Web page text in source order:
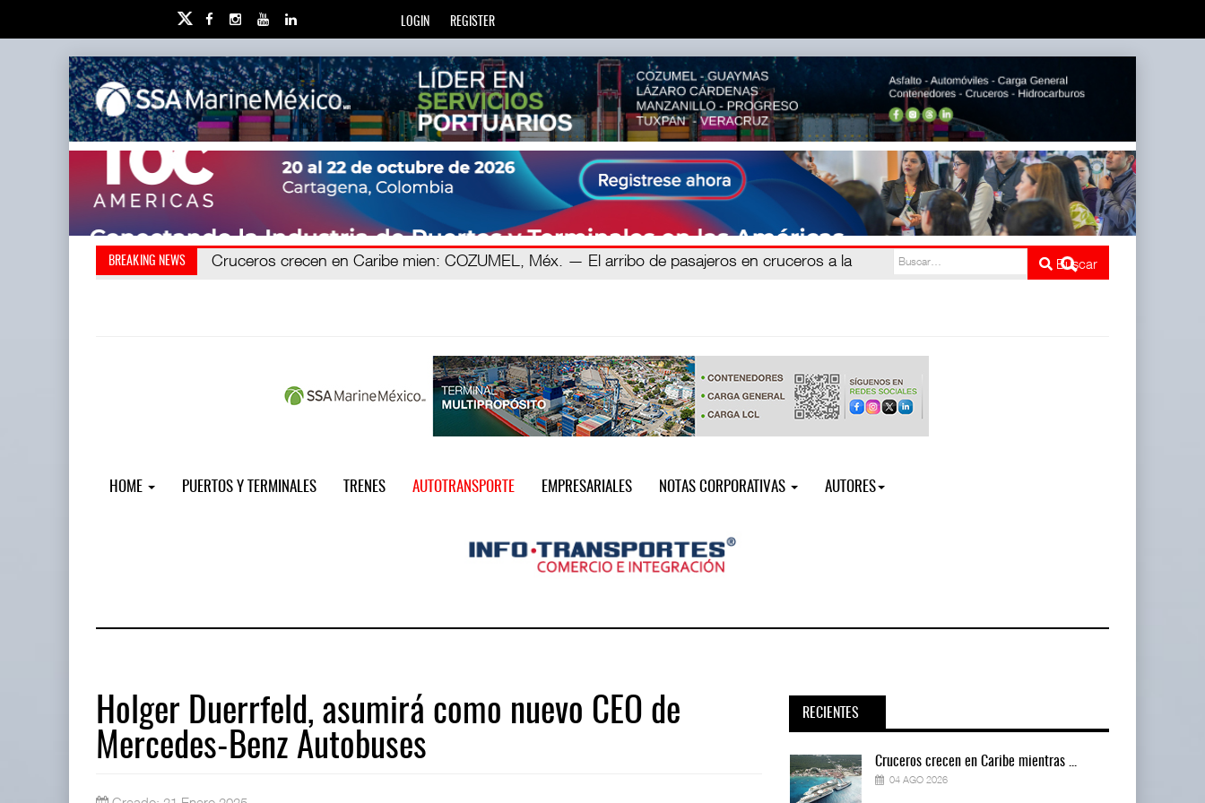
LOGIN REGISTER
BREAKING NEWS Cruceros crecen en Caribe mien
Corredor del Istmo destraba ra: El Corredor Interoceánico del Istmo de Tehuantepec (CIIT)
Buscar
HOME PUERTOS Y TERMINALES TRENES AUTOTRANSPORTE EMPRESARIALES NOTAS CORPORATIVAS AUTORES
Holger Duerrfeld, asumirá como nuevo CEO de
Mercedes-Benz Autobuses
RECIENTES
Cruceros crecen en Caribe mientras ... Cruceros crecen en Caribe mientras ...
04 AGO 2026